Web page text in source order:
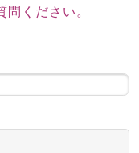
ください。